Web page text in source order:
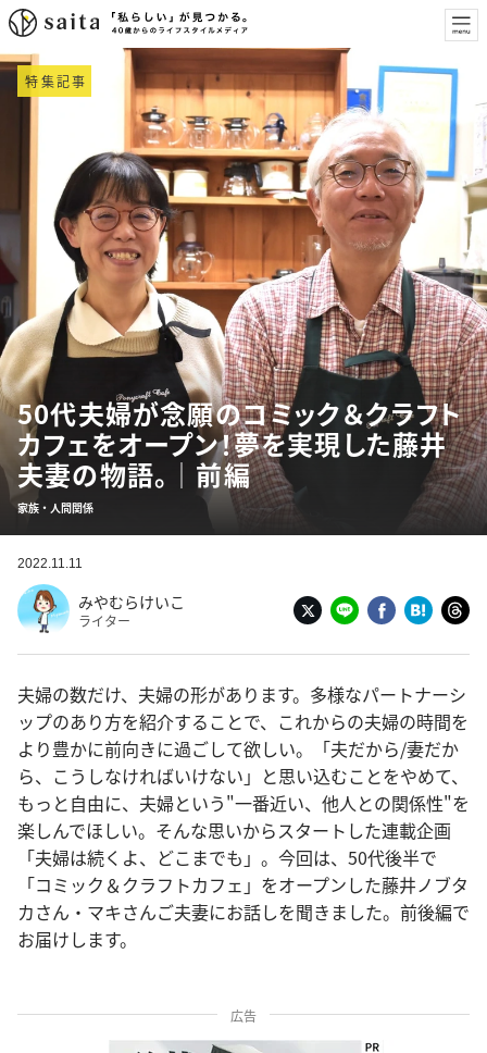
特集記事
50代夫婦が念願のコミック＆クラフト
カフェをオープン！夢を実現した藤井
夫妻の物語。│前編
家族・人間関係
2022.11.11
みやむらけいこ
ライター
夫婦の数だけ、夫婦の形があります。多様なパートナーシ
ップのあり方を紹介することで、これからの夫婦の時間を
より豊かに前向きに過ごして欲しい。「夫だから/妻だか
ら、こうしなければいけない」と思い込むことをやめて、
もっと自由に、夫婦という"一番近い、他人との関係性"を
楽しんでほしい。そんな思いからスタートした連載企画
「夫婦は続くよ、どこまでも」。今回は、50代後半で
「コミック＆クラフトカフェ」をオープンした藤井ノブタ
カさん・マキさんご夫妻にお話しを聞きました。前後編で
お届けします。
広告